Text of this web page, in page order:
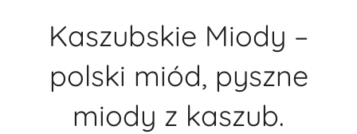
Kaszubskie Miody –
polski miód, pyszne
miody z kaszub.